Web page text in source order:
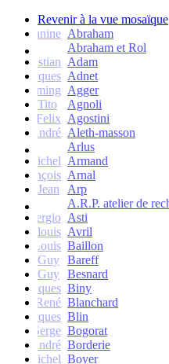
Revenir à la vue mosaïque
Janine Abraham
Abraham et Rol
Christian Adam
Jacques Adnet
Flemming Agger
Tito
Agnoli
Felix Agostini
André Aleth-masson
Arlus
Michel Armand
François Arnal
Jean
Arp
A.R.P. atelier de
Sergio Asti
Jean-louis Avril
Louis Baillon
Guy Bareff
Guy Besnard
Jacques Biny
René Blanchard
Jacques Blin
Serge Bogorat
André Borderie
Michel Boyer